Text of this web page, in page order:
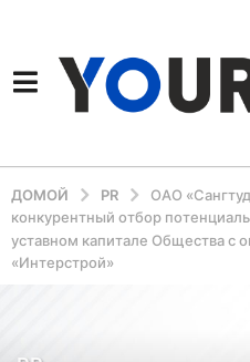
ДОМОЙ PR
ОАО
конкурентный отбор
уставном капитале Общества с
«Интерстрой»